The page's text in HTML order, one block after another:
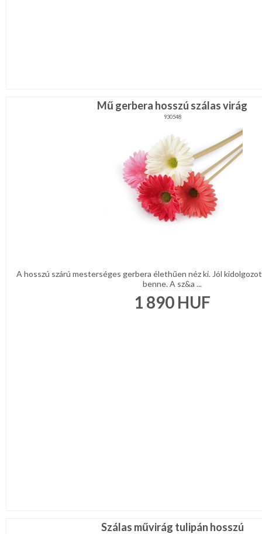
Mű gerbera hosszú szálas virág
930548
A hosszú szárú mesterséges gerbera élethűen néz ki. Jól
benne. A sz&a ...
1 890 HUF
Szálas művirág tulipán hosszú